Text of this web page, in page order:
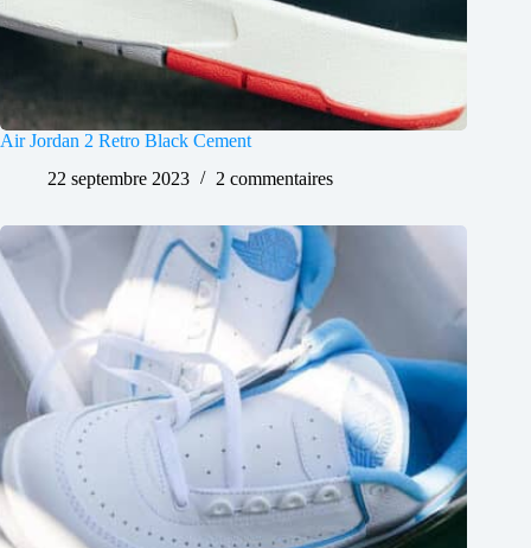
Air Jordan 2 Retro Black Cement
22 septembre 2023
2 commentaires